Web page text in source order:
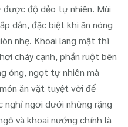
được độ dẻo tự nhiên. Mùi
dẫn, đặc biệt khi ăn nóng
nhẹ. Khoai lang mật thì
cháy cạnh, phần ruột bên
óng, ngọt tự nhiên mà
ăn vặt tuyệt vời để
nghỉ ngơi dưới những rặng
và khoai nướng chính là